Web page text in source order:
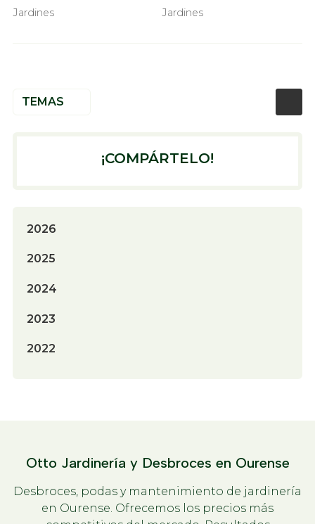
TEMAS
para transformar tu espacio
Jardines
del jardín?
Jardines
¡COMPÁRTELO!
2026
2025
2024
2023
2022
Otto Jardinería y Desbroces en Ourense
Desbroces, podas y mantenimiento de jardinería
en Ourense. Ofrecemos los precios más